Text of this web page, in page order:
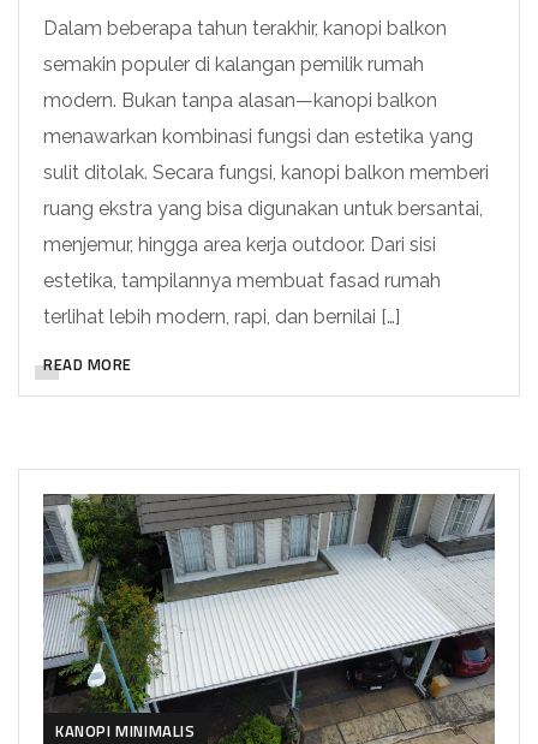
Dalam beberapa tahun terakhir, kanopi balkon
semakin populer di kalangan pemilik rumah
modern. Bukan tanpa alasan—kanopi balkon
menawarkan kombinasi fungsi dan estetika yang
sulit ditolak. Secara fungsi, kanopi balkon memberi
ruang ekstra yang bisa digunakan untuk bersantai,
menjemur, hingga area kerja outdoor. Dari sisi
estetika, tampilannya membuat fasad rumah
terlihat lebih modern, rapi, dan bernilai […]
READ MORE
KANOPI MINIMALIS